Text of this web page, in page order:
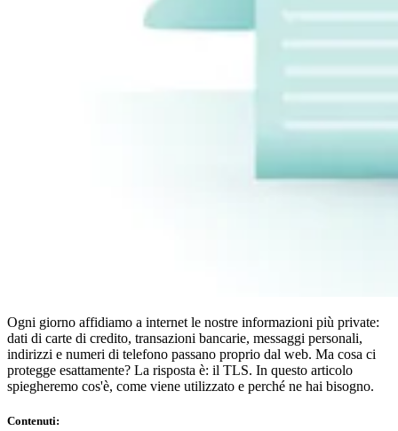
Ogni giorno affidiamo a internet le nostre informazioni più private:
dati di carte di credito, transazioni bancarie, messaggi personali,
indirizzi e numeri di telefono passano proprio dal web. Ma cosa ci
protegge esattamente? La risposta è: il TLS. In questo articolo
spiegheremo cos'è, come viene utilizzato e perché ne hai bisogno.
Contenuti: